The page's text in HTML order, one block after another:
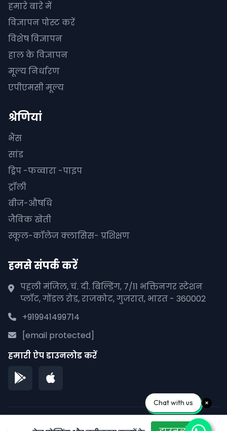
हमारे बारे में
विज्ञापन पोस्ट करें
विशेष विज्ञापन
हाल के विज्ञापन
मूल्य निर्धारण
एपीएमसी मूल्य
श्रेणियां
भैंस
सांड
ड्रिप -फव्वारा -पाइप
ट्रॉली
बीज-औषधि
जैविक खेती
स्कूल-कॉलेज क्लासिस- प्रशिक्षण
हमसे संपर्क करें
पहली मंजिल, चं. दी. बिल्डिंग, 7/11 भक्तिनगर स्टेशन
प्लॉट, गोंडल रोड, राजकोट, गुजरात, भारत - 360002
+919941499714
[email protected]
हमारी ऐप डाउनलोड करें
© 2026 पीपलाना पाने. सर्वाधिकार सुरक्षित।
Chat with us